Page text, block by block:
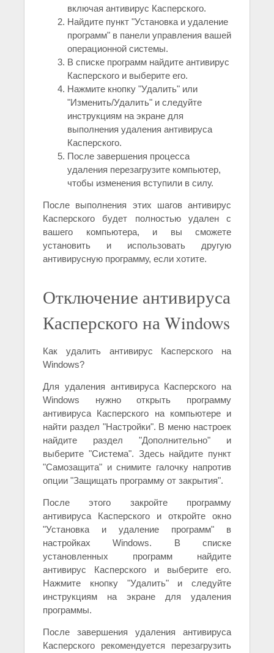
включая антивирус Касперского.
Найдите пункт "Установка и удаление
программ" в панели управления вашей
операционной системы.
В списке программ найдите антивирус
Касперского и выберите его.
Нажмите кнопку "Удалить" или
"Изменить/Удалить" и следуйте
инструкциям на экране для
выполнения удаления антивируса
Касперского.
После завершения процесса
удаления перезагрузите компьютер,
чтобы изменения вступили в силу.
После выполнения этих шагов антивирус
Касперского будет полностью удален с
вашего компьютера, и вы сможете
установить и использовать другую
антивирусную программу, если хотите.
Отключение антивируса
Касперского на Windows
Как удалить антивирус Касперского на
Windows?
Для удаления антивируса Касперского на
Windows нужно открыть программу
антивируса Касперского на компьютере и
найти раздел "Настройки". В меню настроек
найдите раздел "Дополнительно" и
выберите "Система". Здесь найдите пункт
"Самозащита" и снимите галочку напротив
опции "Защищать программу от закрытия".
После этого закройте программу
антивируса Касперского и откройте окно
"Установка и удаление программ" в
настройках Windows. В списке
установленных программ найдите
антивирус Касперского и выберите его.
Нажмите кнопку "Удалить" и следуйте
инструкциям на экране для удаления
программы.
После завершения удаления антивируса
Касперского рекомендуется перезагрузить